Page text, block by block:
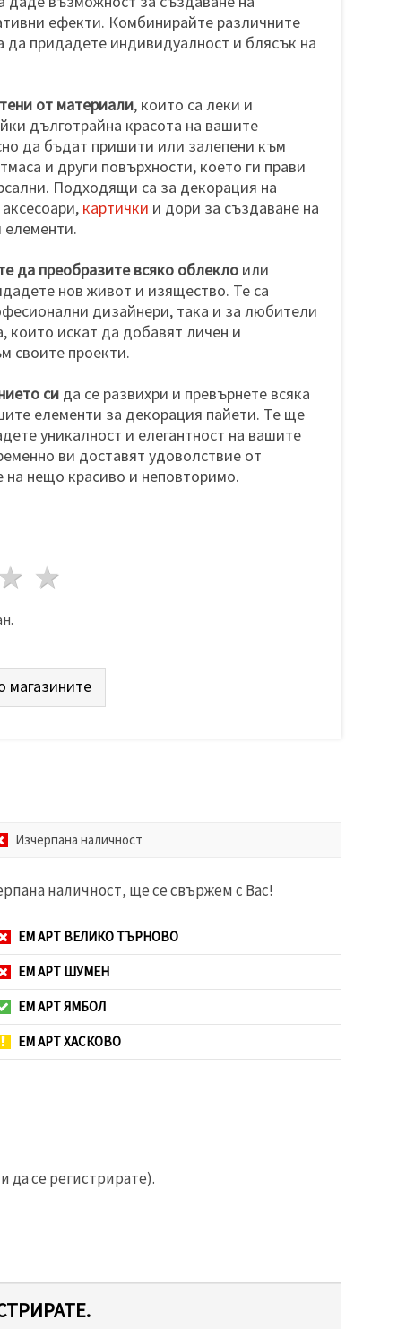
ефекти. Комбинирайте различните
да придадете индивидуалност и блясък на
от материали, които са леки и
дълготрайна красота на вашите
да бъдат пришити или залепени към
и други повърхности, което ги прави
Подходящи са за декорация на
картички и дори за създаване на
елементи.
да преобразите всяко облекло или
нов живот и изящество. Те са
дизайнери, така и за любители
които искат да добавят личен и
своите проекти.
си да се развихри и превърнете всяка
елементи за декорация пайети. Те ще
уникалност и елегантност на вашите
ви доставят удоволствие от
на нещо красиво и неповторимо.
4 звезди
3 звезди
магазините
Изчерпана наличност
наличност, ще се свържем с Вас!
ЕМ АРТ ВЕЛИКО ТЪРНОВО
ЕМ АРТ ШУМЕН
ЕМ АРТ ЯМБОЛ
ЕМ АРТ ХАСКОВО
да се регистрирате).